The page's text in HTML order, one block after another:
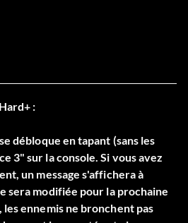
:
débloque en tapant (sans les
3" sur la console. Si vous avez
un message s'affichera à
sera modifiée pour la prochaine
les ennemis ne bronchent pas